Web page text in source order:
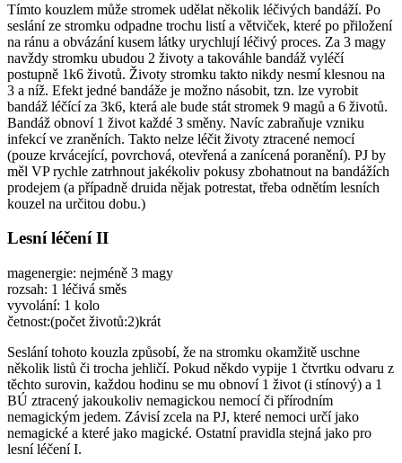
Tímto kouzlem může stromek udělat několik léčivých bandáží. Po
seslání ze stromku odpadne trochu listí a větviček, které po přiložení
na ránu a obvázání kusem látky urychlují léčivý proces. Za 3 magy
navždy stromku ubudou 2 životy a takováhle bandáž vyléčí
postupně 1k6 životů. Životy stromku takto nikdy nesmí klesnou na
3 a níž. Efekt jedné bandáže je možno násobit, tzn. lze vyrobit
bandáž léčící za 3k6, která ale bude stát stromek 9 magů a 6 životů.
Bandáž obnoví 1 život každé 3 směny. Navíc zabraňuje vzniku
infekcí ve zraněních. Takto nelze léčit životy ztracené nemocí
(pouze krvácející, povrchová, otevřená a zanícená poranění). PJ by
měl VP rychle zatrhnout jakékoliv pokusy zbohatnout na bandážích
prodejem (a případně druida nějak potrestat, třeba odnětím lesních
kouzel na určitou dobu.)
Lesní léčení II
magenergie: nejméně 3 magy
rozsah: 1 léčivá směs
vyvolání: 1 kolo
četnost:(počet životů:2)krát
Seslání tohoto kouzla způsobí, že na stromku okamžitě uschne
několik listů či trocha jehličí. Pokud někdo vypije 1 čtvrtku odvaru z
těchto surovin, každou hodinu se mu obnoví 1 život (i stínový) a 1
BÚ ztracený jakoukoliv nemagickou nemocí či přírodním
nemagickým jedem. Závisí zcela na PJ, které nemoci určí jako
nemagické a které jako magické. Ostatní pravidla stejná jako pro
lesní léčení I.